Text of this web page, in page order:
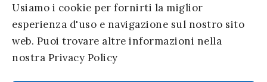
Usiamo i cookie per fornirti la miglior
esperienza d'uso e navigazione sul nostro sito
web. Puoi trovare altre informazioni nella
nostra Privacy Policy